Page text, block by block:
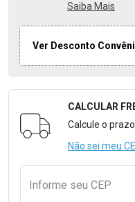
Saiba Mais
Ver Desconto
Formulário para
CALCULAR
Calcule o
Não sei meu
Informe seu CEP